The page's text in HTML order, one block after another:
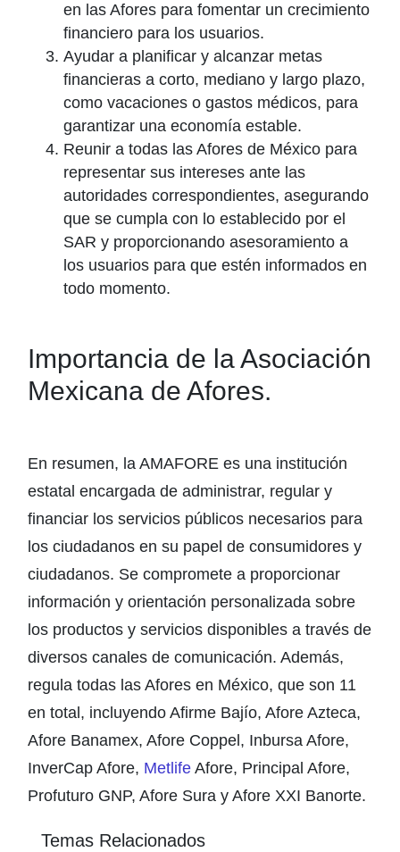
en las Afores para fomentar un crecimiento
financiero para los usuarios.
Ayudar a planificar y alcanzar metas
financieras a corto, mediano y largo plazo,
como vacaciones o gastos médicos, para
garantizar una economía estable.
Reunir a todas las Afores de México para
representar sus intereses ante las
autoridades correspondientes, asegurando
que se cumpla con lo establecido por el
SAR y proporcionando asesoramiento a
los usuarios para que estén informados en
todo momento.
Importancia de la Asociación
Mexicana de Afores.
En resumen, la AMAFORE es una institución
estatal encargada de administrar, regular y
financiar los servicios públicos necesarios para
los ciudadanos en su papel de consumidores y
ciudadanos. Se compromete a proporcionar
información y orientación personalizada sobre
los productos y servicios disponibles a través de
diversos canales de comunicación. Además,
regula todas las Afores en México, que son 11
en total, incluyendo Afirme Bajío, Afore Azteca,
Afore Banamex, Afore Coppel, Inbursa Afore,
InverCap Afore, Metlife Afore, Principal Afore,
Profuturo GNP, Afore Sura y Afore XXI Banorte.
Temas Relacionados